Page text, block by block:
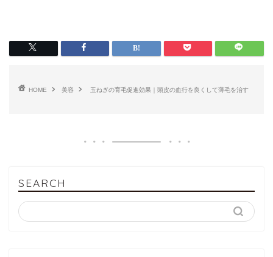
HOME 美容 玉ねぎの育毛促進効果｜頭皮の血行を良くして薄毛を治す
SEARCH